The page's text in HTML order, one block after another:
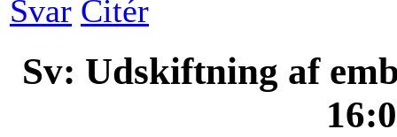
Svar Citér
Sv: Udskiftning af